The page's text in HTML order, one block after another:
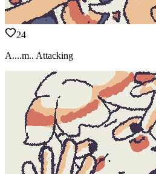
24
A....m.. Attacking